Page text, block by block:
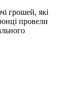
грошей, які
провели